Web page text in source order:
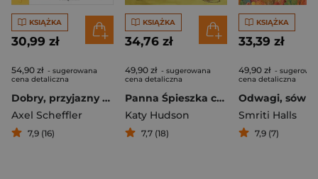
KSIĄŻKA
30,99 zł
54,90 zł - sugerowana
cena detaliczna
Dobry, przyjazny świat
Axel Scheffler
7,9 (16)
KSIĄŻKA
34,76 zł
49,90 zł - sugerowana
cena detaliczna
Panna Śpieszka czeka na Pana Leniwca
Katy Hudson
7,7 (18)
KSIĄŻKA
33,39 zł
49,90 zł -
cena detaliczna
Odwagi, sówko
Smriti Halls
7,9 (7)